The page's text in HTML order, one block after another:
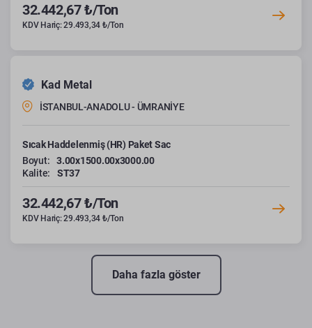
32.442,67 ₺/Ton
KDV Hariç: 29.493,34 ₺/Ton
Kad Metal
İSTANBUL-ANADOLU - ÜMRANİYE
Sıcak Haddelenmiş (HR) Paket Sac
Boyut:
3.00x1500.00x3000.00
Kalite:
ST37
32.442,67 ₺/Ton
KDV Hariç: 29.493,34 ₺/Ton
Daha fazla göster